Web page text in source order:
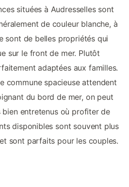
situées à Audresselles sont
de couleur blanche, à
sont de belles propriétés qui
sur le front de mer. Plutôt
adaptées aux familles.
commune spacieuse attendent
du bord de mer, on peut
entretenus où profiter de
disponibles sont souvent plus
sont parfaits pour les couples.